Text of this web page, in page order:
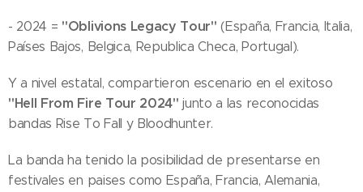
- 2024 = "Oblivions Legacy Tour" (España, Francia, Italia,
Países Bajos, Belgica, Republica Checa, Portugal).
Y a nivel estatal, compartieron escenario en el exitoso
"Hell From Fire Tour 2024" junto a las reconocidas
bandas Rise To Fall y Bloodhunter.
La banda ha tenido la posibilidad de presentarse en
festivales en paises como España, Francia, Alemania,